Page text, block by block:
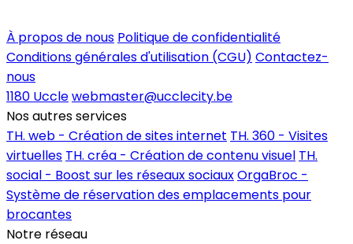
À propos de nous Politique de confidentialité
Conditions générales d'utilisation (CGU) Contactez-
nous
1180 Ucclewebmaster@ucclecity.be
Nos autres services
TH. web - Création de sites internet TH. 360 - Visites
virtuelles TH. créa - Création de contenu visuel TH.
social - Boost sur les réseaux sociauxOrgaBroc -
Système de réservation des emplacements pour
brocantes
Notre réseau